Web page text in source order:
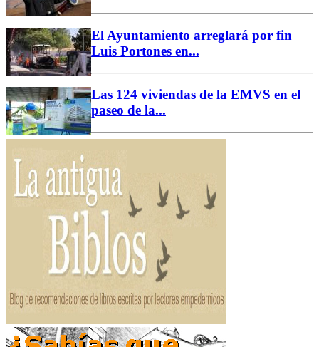
El Ayuntamiento arreglará por fin
Luis Portones en...
Las 124 viviendas de la EMVS en el
paseo de la...